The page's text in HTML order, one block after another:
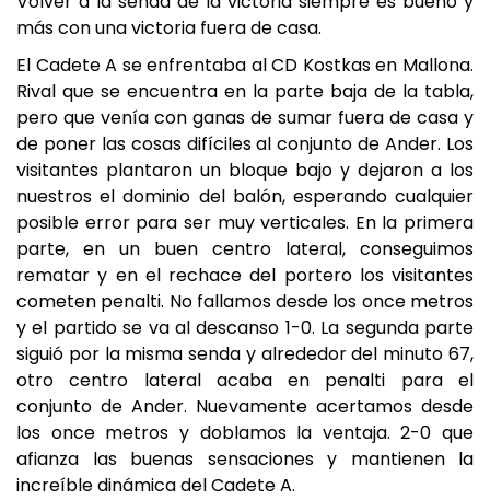
más con una victoria fuera de casa.
El Cadete A se enfrentaba al CD Kostkas en Mallona.
Rival que se encuentra en la parte baja de la tabla,
pero que venía con ganas de sumar fuera de casa y
de poner las cosas difíciles al conjunto de Ander. Los
visitantes plantaron un bloque bajo y dejaron a los
nuestros el dominio del balón, esperando cualquier
posible error para ser muy verticales. En la primera
parte, en un buen centro lateral, conseguimos
rematar y en el rechace del portero los visitantes
cometen penalti. No fallamos desde los once metros
y el partido se va al descanso 1-0. La segunda parte
siguió por la misma senda y alrededor del minuto 67,
otro centro lateral acaba en penalti para el
conjunto de Ander. Nuevamente acertamos desde
los once metros y doblamos la ventaja. 2-0 que
afianza las buenas sensaciones y mantienen la
increíble dinámica del Cadete A.